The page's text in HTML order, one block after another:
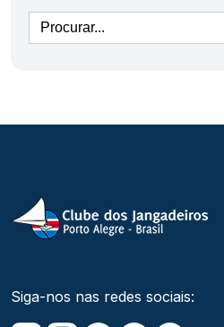
Siga-nos nas redes sociais: